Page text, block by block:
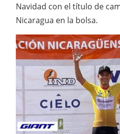
Navidad con el título de
Nicaragua en la bolsa.